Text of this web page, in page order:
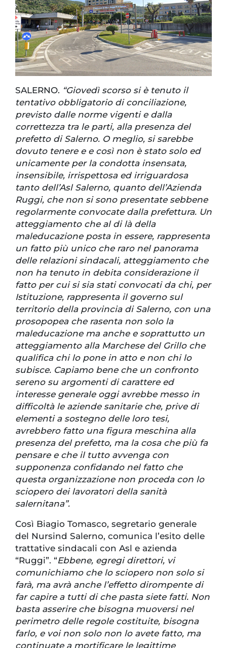
SALERNO. “Giovedì scorso si è tenuto il
tentativo obbligatorio di conciliazione,
previsto dalle norme vigenti e dalla
correttezza tra le parti, alla presenza del
prefetto di Salerno. O meglio, si sarebbe
dovuto tenere e e così non è stato solo ed
unicamente per la condotta insensata,
insensibile, irrispettosa ed irriguardosa
tanto dell’Asl Salerno, quanto dell’Azienda
Ruggi, che non si sono presentate sebbene
regolarmente convocate dalla prefettura. Un
atteggiamento che al di là della
maleducazione posta in essere, rappresenta
un fatto più unico che raro nel panorama
delle relazioni sindacali, atteggiamento che
non ha tenuto in debita considerazione il
fatto per cui si sia stati convocati da chi, per
Istituzione, rappresenta il governo sul
territorio della provincia di Salerno, con una
prosopopea che rasenta non solo la
maleducazione ma anche e soprattutto un
atteggiamento alla Marchese del Grillo che
qualifica chi lo pone in atto e non chi lo
subisce. Capiamo bene che un confronto
sereno su argomenti di carattere ed
interesse generale oggi avrebbe messo in
difficoltà le aziende sanitarie che, prive di
elementi a sostegno delle loro tesi,
avrebbero fatto una figura meschina alla
presenza del prefetto, ma la cosa che più fa
pensare e che il tutto avvenga con
supponenza confidando nel fatto che
questa organizzazione non proceda con lo
sciopero dei lavoratori della sanità
salernitana”.
Così Biagio Tomasco, segretario generale
del Nursind Salerno, comunica l’esito delle
trattative sindacali con Asl e azienda
“Ruggi”. “Ebbene, egregi direttori, vi
comunichiamo che lo sciopero non solo si
farà, ma avrà anche l’effetto dirompente di
far capire a tutti di che pasta siete fatti. Non
basta asserire che bisogna muoversi nel
perimetro delle regole costituite, bisogna
farlo, e voi non solo non lo avete fatto, ma
continuate a mortificare le legittime